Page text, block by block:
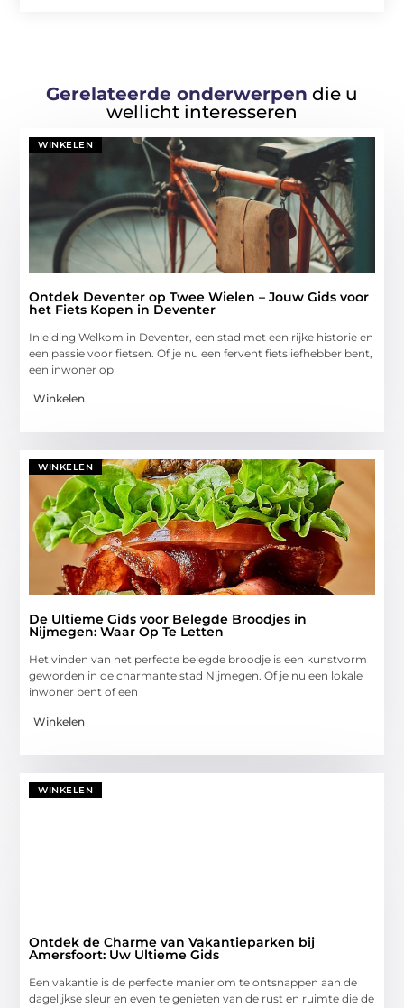
Gerelateerde onderwerpen die u
wellicht interesseren
WINKELEN
Ontdek Deventer op Twee Wielen – Jouw Gids voor
het Fiets Kopen in Deventer
Inleiding Welkom in Deventer, een stad met een rijke historie en
een passie voor fietsen. Of je nu een fervent fietsliefhebber bent,
een inwoner op
Winkelen
WINKELEN
De Ultieme Gids voor Belegde Broodjes in
Nijmegen: Waar Op Te Letten
Het vinden van het perfecte belegde broodje is een kunstvorm
geworden in de charmante stad Nijmegen. Of je nu een lokale
inwoner bent of een
Winkelen
WINKELEN
Ontdek de Charme van Vakantieparken bij
Amersfoort: Uw Ultieme Gids
Een vakantie is de perfecte manier om te ontsnappen aan de
dagelijkse sleur en even te genieten van de rust en ruimte die de